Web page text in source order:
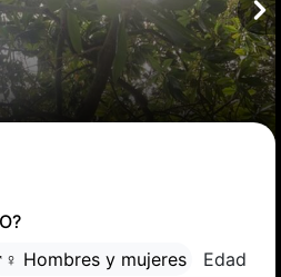
Hombres y mujeres Edad